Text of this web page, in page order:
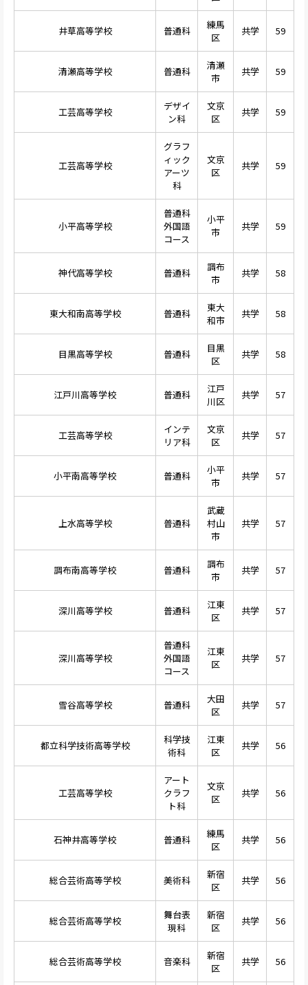
井草高等学校 普通科
練馬
区
共学 59
清瀬高等学校 普通科
清瀬
市
共学 59
工芸高等学校
デザイ
ン科
文京
区
共学 59
工芸高等学校
グラフ
ィック
アーツ
科
文京
区
共学 59
小平高等学校
普通科
外国語
コース
小平
市
共学 59
神代高等学校 普通科
調布
市
共学 58
東大和南高等学校 普通科
東大
和市
共学 58
目黒高等学校 普通科
目黒
区
共学 58
江戸川高等学校 普通科
江戸
川区
共学 57
工芸高等学校
インテ
リア科
文京
区
共学 57
小平南高等学校 普通科
小平
市
共学 57
上水高等学校 普通科
武蔵
村山
市
共学 57
調布南高等学校 普通科
調布
市
共学 57
深川高等学校 普通科
江東
区
共学 57
深川高等学校
普通科
外国語
コース
江東
区
共学 57
雪谷高等学校 普通科
大田
区
共学 57
都立科学技術高等学校
科学技
術科
江東
区
共学 56
工芸高等学校
アート
クラフ
ト科
文京
区
共学 56
石神井高等学校 普通科
練馬
区
共学 56
総合芸術高等学校 美術科
新宿
区
共学 56
総合芸術高等学校
舞台表
現科
新宿
区
共学 56
総合芸術高等学校 音楽科
新宿
区
共学 56